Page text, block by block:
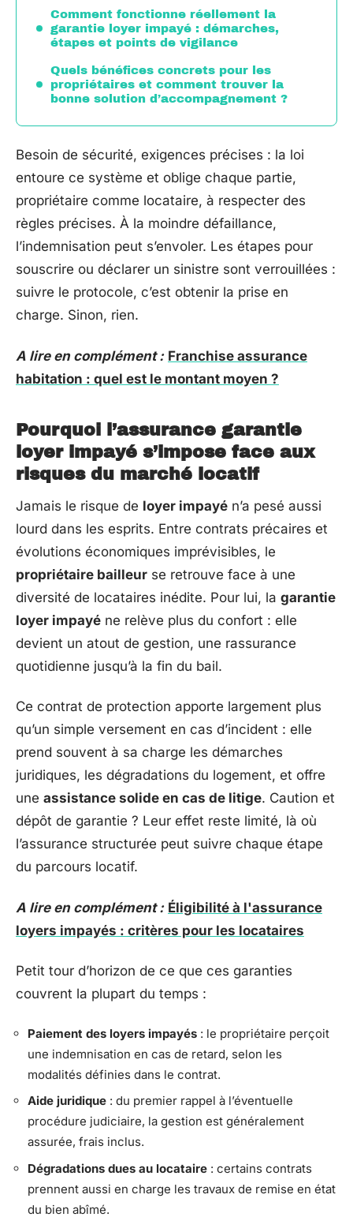
Comment fonctionne réellement la
garantie loyer impayé : démarches,
étapes et points de vigilance
Quels bénéfices concrets pour les
propriétaires et comment trouver la
bonne solution d’accompagnement ?
Besoin de sécurité, exigences précises : la loi
entoure ce système et oblige chaque partie,
propriétaire comme locataire, à respecter des
règles précises. À la moindre défaillance,
l’indemnisation peut s’envoler. Les étapes pour
souscrire ou déclarer un sinistre sont verrouillées :
suivre le protocole, c’est obtenir la prise en
charge. Sinon, rien.
A lire en complément : Franchise assurance
habitation : quel est le montant moyen ?
Pourquoi l’assurance garantie
loyer impayé s’impose face aux
risques du marché locatif
Jamais le risque de loyer impayé n’a pesé aussi
lourd dans les esprits. Entre contrats précaires et
évolutions économiques imprévisibles, le
propriétaire bailleur se retrouve face à une
diversité de locataires inédite. Pour lui, la garantie
loyer impayé ne relève plus du confort : elle
devient un atout de gestion, une rassurance
quotidienne jusqu’à la fin du bail.
Ce contrat de protection apporte largement plus
qu’un simple versement en cas d’incident : elle
prend souvent à sa charge les démarches
juridiques, les dégradations du logement, et offre
une assistance solide en cas de litige. Caution et
dépôt de garantie ? Leur effet reste limité, là où
l’assurance structurée peut suivre chaque étape
du parcours locatif.
A lire en complément : Éligibilité à l'assurance
loyers impayés : critères pour les locataires
Petit tour d’horizon de ce que ces garanties
couvrent la plupart du temps :
Paiement des loyers impayés : le propriétaire perçoit
une indemnisation en cas de retard, selon les
modalités définies dans le contrat.
Aide juridique : du premier rappel à l’éventuelle
procédure judiciaire, la gestion est généralement
assurée, frais inclus.
Dégradations dues au locataire : certains contrats
prennent aussi en charge les travaux de remise en état
du bien abîmé.